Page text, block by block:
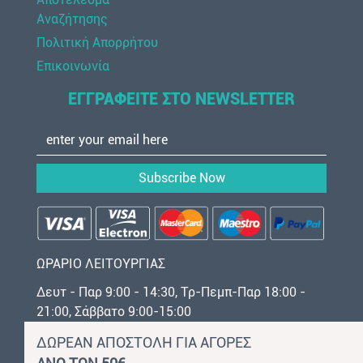
Αναζήτησης
Πολιτική Απορρήτου
Επικοινωνία
ΕΓΓΡΑΦΕΙΤΕ ΣΤΟ NEWSLETTER
Subscribe Now
ΩΡΑΡΙΟ ΛΕΙΤΟΥΡΓΙΑΣ
Δευτ - Παρ 9:00 - 14:30, Τρ-Πεμπ-Παρ 18:00 -
21:00, Σάββατο 9:00-15:00
ΔΩΡΕΑΝ ΑΠΟΣΤΟΛΗ ΓΙΑ ΑΓΟΡΕΣ